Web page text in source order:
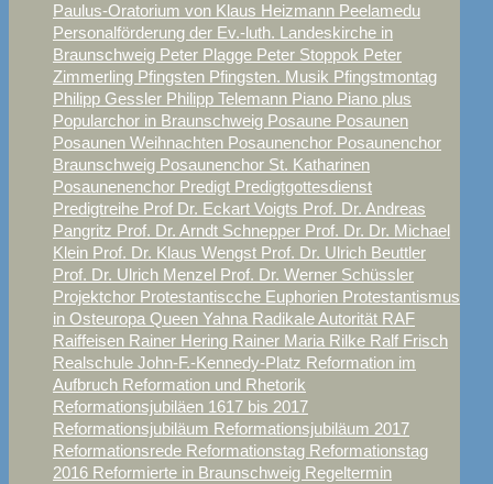
Paulus-Oratorium von Klaus Heizmann Peelamedu
Personalförderung der Ev.-luth. Landeskirche in
Braunschweig Peter Plagge Peter Stoppok Peter
Zimmerling Pfingsten Pfingsten. Musik Pfingstmontag
Philipp Gessler Philipp Telemann Piano Piano plus
Popularchor in Braunschweig Posaune Posaunen
Posaunen Weihnachten Posaunenchor Posaunenchor
Braunschweig Posaunenchor St. Katharinen
Posaunenenchor Predigt Predigtgottesdienst
Predigtreihe Prof Dr. Eckart Voigts Prof. Dr. Andreas
Pangritz Prof. Dr. Arndt Schnepper Prof. Dr. Dr. Michael
Klein Prof. Dr. Klaus Wengst Prof. Dr. Ulrich Beuttler
Prof. Dr. Ulrich Menzel Prof. Dr. Werner Schüssler
Projektchor Protestantiscche Euphorien Protestantismus
in Osteuropa Queen Yahna Radikale Autorität RAF
Raiffeisen Rainer Hering Rainer Maria Rilke Ralf Frisch
Realschule John-F.-Kennedy-Platz Reformation im
Aufbruch Reformation und Rhetorik
Reformationsjubiläen 1617 bis 2017
Reformationsjubiläum Reformationsjubiläum 2017
Reformationsrede Reformationstag Reformationstag
2016 Reformierte in Braunschweig Regeltermin